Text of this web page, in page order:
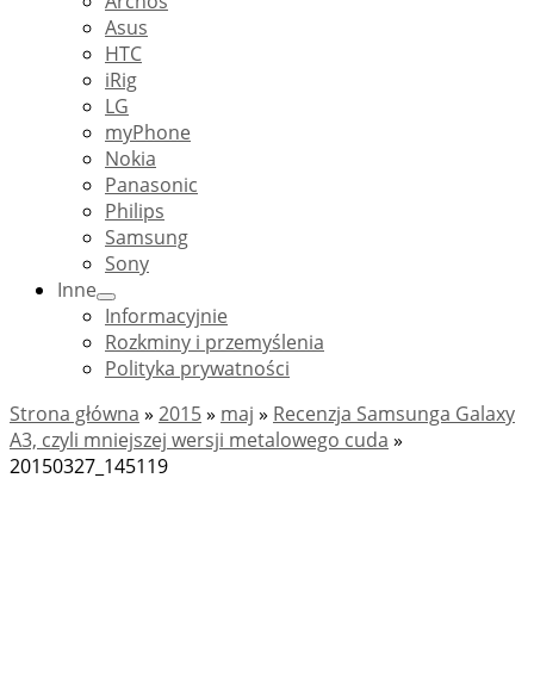
Asus
HTC
iRig
LG
myPhone
Nokia
Panasonic
Philips
Samsung
Sony
Inne
Informacyjnie
Rozkminy i przemyślenia
Polityka prywatności
Strona główna » 2015» maj » Recenzja Samsunga Galaxy
A3, czyli mniejszej wersji metalowego cuda »
20150327_145119